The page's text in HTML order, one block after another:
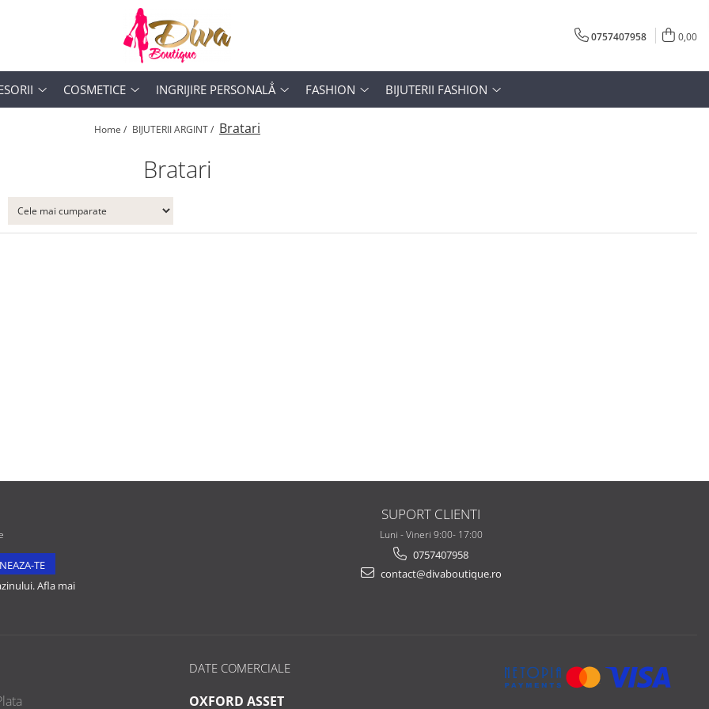
0757407958 0,00
COSMETICE INGRIJIRE PERSONALẲ FASHION BIJUTERII FASHION
Home / BIJUTERII ARGINT / Bratari
Bratari
Swarovski
Afla mai
SUPORT CLIENTI
Luni - Vineri 9:00- 17:00
0757407958
contact@divaboutique.ro
DATE COMERCIALE
OXFORD ASSET